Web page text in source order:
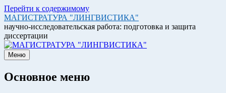
Перейти к содержимому
МАГИСТРАТУРА "ЛИНГВИСТИКА"
научно-исследовательская работа: подготовка и защита
диссертации
Меню
Основное меню